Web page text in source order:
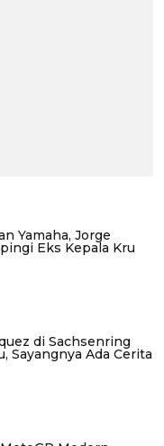
Yamaha, Jorge
Eks Kepala Kru
di Sachsenring
Sayangnya Ada Cerita